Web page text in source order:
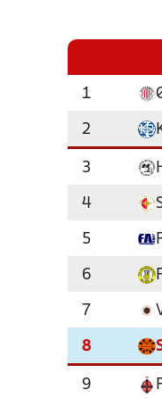
1
2
3
4
5
6
7
8
9